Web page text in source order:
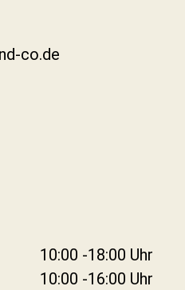
co.de
10:00 -18:00 Uhr
10:00 -16:00 Uhr